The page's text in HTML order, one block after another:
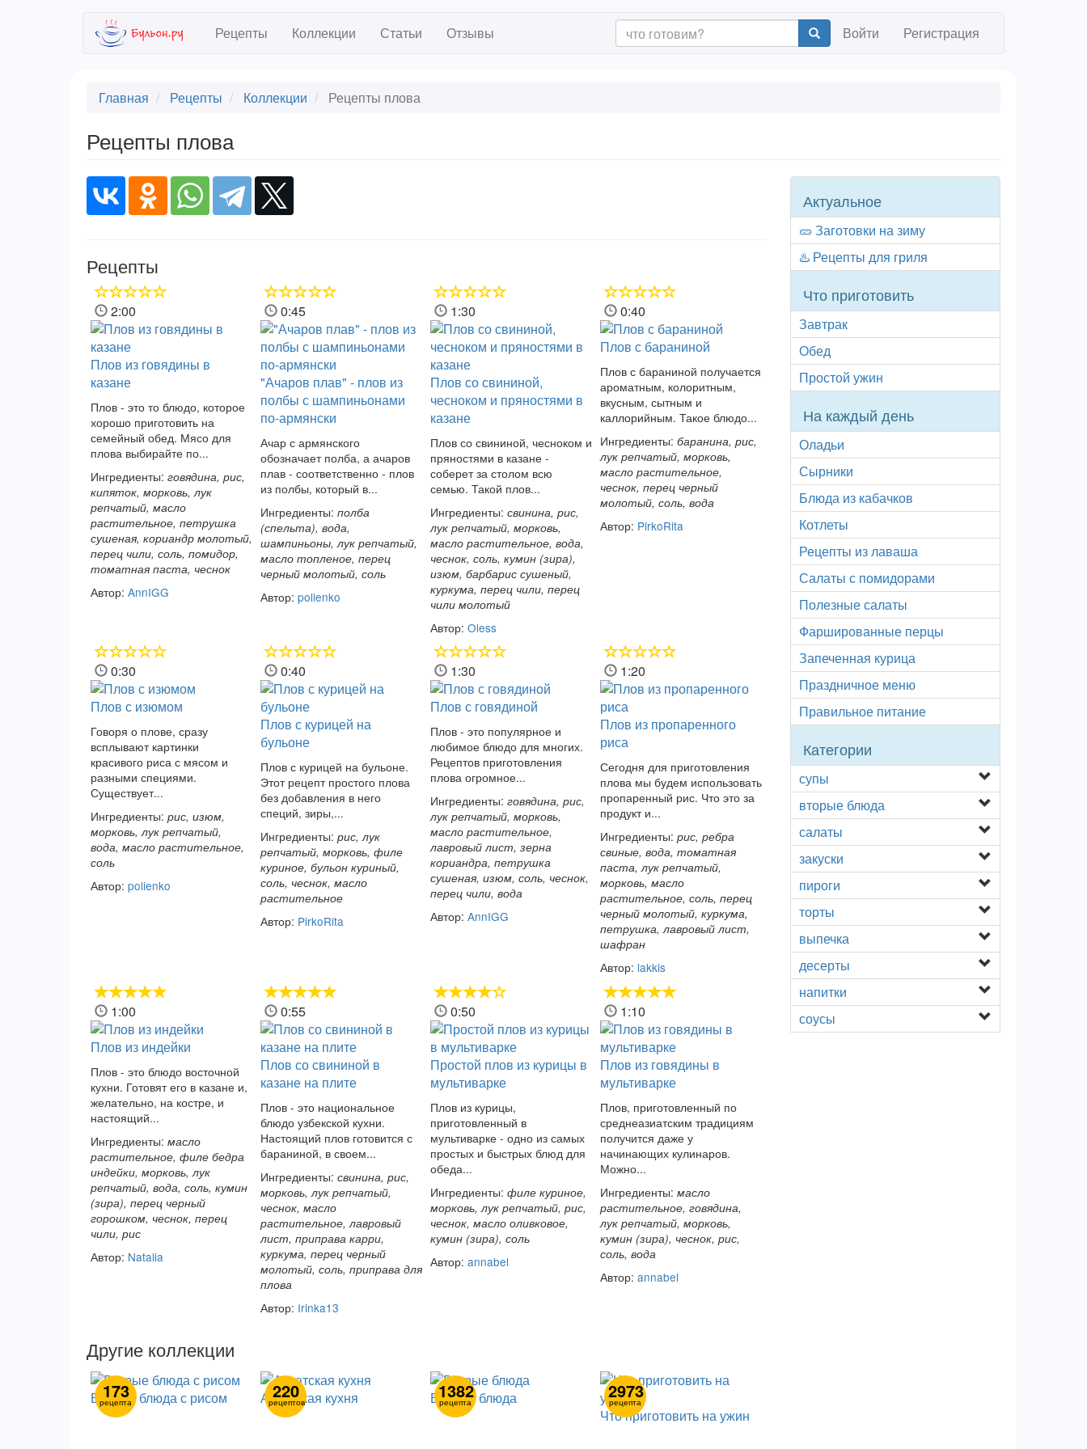
Рецепты Коллекции Статьи Отзывы Войти Регистрация
Главная Рецепты Коллекции Рецепты плова
Рецепты плова
Рецепты
2:00
Плов из говядины в
казане
Плов - это то блюдо, которое
хорошо приготовить на
семейный обед. Мясо для
плова выбирайте по...
Ингредиенты: говядина, рис,
кипяток, морковь, лук
репчатый, масло
растительное, петрушка
сушеная, кориандр молотый,
перец чили, соль, помидор,
томатная паста, чеснок
Автор: AnnIGG
0:45
"Ачаров плав" - плов из
полбы с шампиньонами
по-армянски
Ачар с армянского
обозначает полба, а ачаров
плав - соответственно - плов
из полбы, который в...
Ингредиенты: полба
(спельта), вода,
шампиньоны, лук репчатый,
масло топленое, перец
черный молотый, соль
Автор: polienko
1:30
Плов со свининой,
чесноком и пряностями в
казане
Плов со свининой, чесноком и
пряностями в казане -
соберет за столом всю
семью. Такой плов...
Ингредиенты: свинина, рис,
лук репчатый, морковь,
масло растительное, вода,
чеснок, соль, кумин (зира),
изюм, барбарис сушеный,
куркума, перец чили, перец
чили молотый
Автор: Oless
0:40
Плов с бараниной
Плов с бараниной получается
ароматным, колоритным,
вкусным, сытным и
каллорийным. Такое блюдо...
Ингредиенты: баранина, рис,
лук репчатый, морковь,
масло растительное,
чеснок, перец черный
молотый, соль, вода
Автор: PirkoRita
0:30
Плов с изюмом
Говоря о плове, сразу
всплывают картинки
красивого риса с мясом и
разными специями.
Существует...
Ингредиенты: рис, изюм,
морковь, лук репчатый,
вода, масло растительное,
соль
Автор: polienko
0:40
Плов с курицей на
бульоне
Плов с курицей на бульоне.
Этот рецепт простого плова
без добавления в него
специй, зиры,...
Ингредиенты: рис, лук
репчатый, морковь, филе
куриное, бульон куриный,
соль, чеснок, масло
растительное
Автор: PirkoRita
1:30
Плов с говядиной
Плов - это популярное и
любимое блюдо для многих.
Рецептов приготовления
плова огромное...
Ингредиенты: говядина, рис,
лук репчатый, морковь,
масло растительное,
лавровый лист, зерна
кориандра, петрушка
сушеная, изюм, соль, чеснок,
перец чили, вода
Автор: AnnIGG
1:20
Плов из пропаренного
риса
Сегодня для приготовления
плова мы будем использовать
пропаренный рис. Что это за
продукт и...
Ингредиенты: рис, ребра
свиные, вода, томатная
паста, лук репчатый,
морковь, масло
растительное, соль, перец
черный молотый, куркума,
петрушка, лавровый лист,
шафран
Автор: lakkis
1:00
Плов из индейки
Плов - это блюдо восточной
кухни. Готовят его в казане и,
желательно, на костре, и
настоящий...
Ингредиенты: масло
растительное, филе бедра
индейки, морковь, лук
репчатый, вода, соль, кумин
(зира), перец черный
горошком, чеснок, перец
чили, рис
Автор: Natalia
0:55
Плов со свининой в
казане на плите
Плов - это национальное
блюдо узбекской кухни.
Настоящий плов готовится с
бараниной, в своем...
Ингредиенты: свинина, рис,
морковь, лук репчатый,
чеснок, масло
растительное, лавровый
лист, приправа карри,
куркума, перец черный
молотый, соль, приправа для
плова
Автор: Irinka13
0:50
Простой плов из курицы в
мультиварке
Плов из курицы,
приготовленный в
мультиварке - одно из самых
простых и быстрых блюд для
обеда...
Ингредиенты: филе куриное,
морковь, лук репчатый, рис,
чеснок, масло оливковое,
кумин (зира), соль
Автор: annabel
1:10
Плов из говядины в
мультиварке
Плов, приготовленный по
среднеазиатским традициям
получится даже у
начинающих кулинаров.
Можно...
Ингредиенты: масло
растительное, говядина,
лук репчатый, морковь,
кумин (зира), чеснок, рис,
соль, вода
Автор: annabel
Другие коллекции
173
рецепта
Вторые блюда с рисом 220
рецептов
Азиатская кухня 1382
рецепта
Вторые блюда 2973
рецепта
Что приготовить на ужин
navigator
Актуальное
🥒 Заготовки на зиму
♨️ Рецепты для гриля
Что приготовить
Завтрак
Обед
Простой ужин
На каждый день
Оладьи
Сырники
Блюда из кабачков
Котлеты
Рецепты из лаваша
Салаты с помидорами
Полезные салаты
Фаршированные перцы
Запеченная курица
Праздничное меню
Правильное питание
Категории
супы
вторые блюда
салаты
закуски
пироги
торты
выпечка
десерты
напитки
соусы